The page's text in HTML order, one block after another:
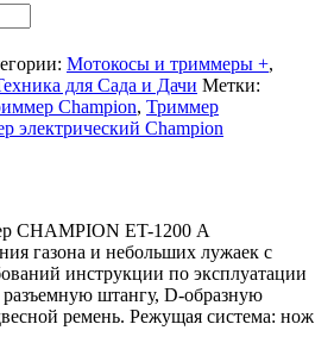
Мотокосы и триммеры +,
для Сада и Дачи Метки:
Champion, Триммер
электрический Champion
CHAMPION ET-1200 А
газона и небольших лужаек с
инструкции по эксплуатации
штангу, D-образную
ремень. Режущая система: нож